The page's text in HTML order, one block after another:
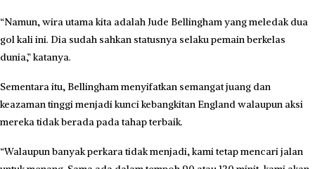
“Namun, wira utama kita adalah Jude Bellingham yang meledak dua
gol kali ini. Dia sudah sahkan statusnya selaku pemain berkelas
dunia,” katanya.
Sementara itu, Bellingham menyifatkan semangat juang dan
keazaman tinggi menjadi kunci kebangkitan England walaupun aksi
mereka tidak berada pada tahap terbaik.
“Walaupun banyak perkara tidak menjadi, kami tetap mencari jalan